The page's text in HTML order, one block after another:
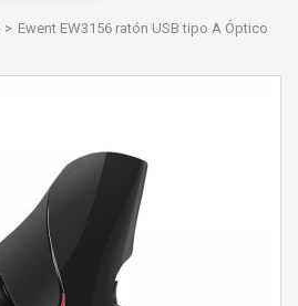
> Ewent EW3156 ratón USB tipo A Óptico